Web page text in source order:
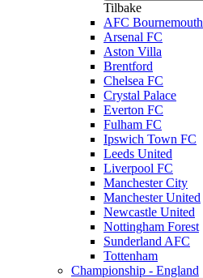
Tilbake
AFC Bournemouth
Arsenal FC
Aston Villa
Brentford
Chelsea FC
Crystal Palace
Everton FC
Fulham FC
Ipswich Town FC
Leeds United
Liverpool FC
Manchester City
Manchester United
Newcastle United
Nottingham Forest
Sunderland AFC
Tottenham
Championship - England